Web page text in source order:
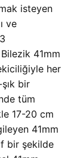
isteyen
ve
41mm
her
bir
tüm
17-20 cm
41mm
bir şekilde